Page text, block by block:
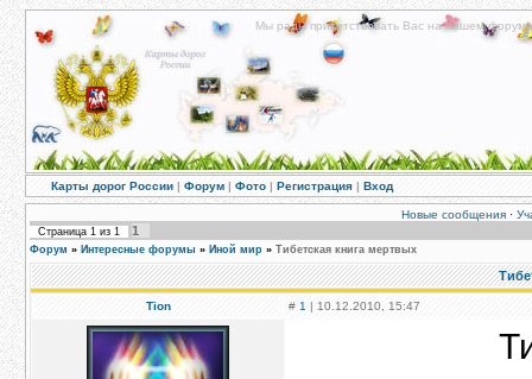
Мы рады приветствовать Вас на нашем
Карты дорог России | Форум | Фото | Регистрация | Вход
Новые сообщения·
Страница 1 из 1 1
Форум » Интересные форумы » Иной мир » Тибетская книга мертвых
Tion # 1 | 10.12.2010, 15:47